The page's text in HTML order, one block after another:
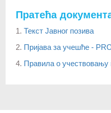
Пратећа
1.Текст Јавног позива
2. Пријава за учешће -
4. Правила о учествовању